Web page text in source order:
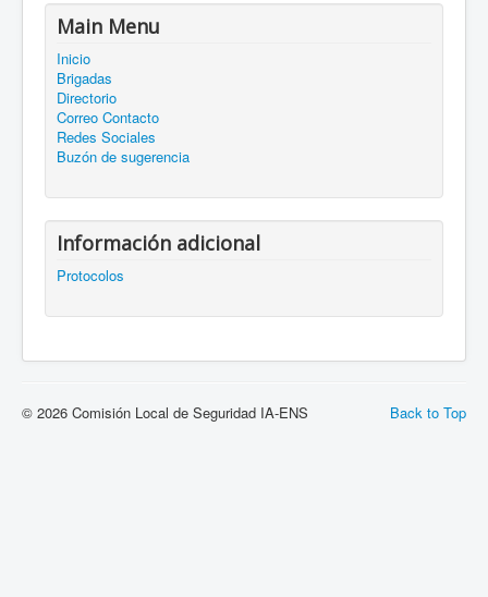
Main Menu
Inicio
Brigadas
Directorio
Correo Contacto
Redes Sociales
Buzón de sugerencia
Información adicional
Protocolos
Back to Top
© 2026 Comisión Local de Seguridad IA-ENS